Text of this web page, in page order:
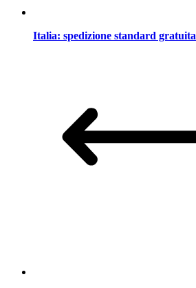
Italia: spedizione standard gratuita